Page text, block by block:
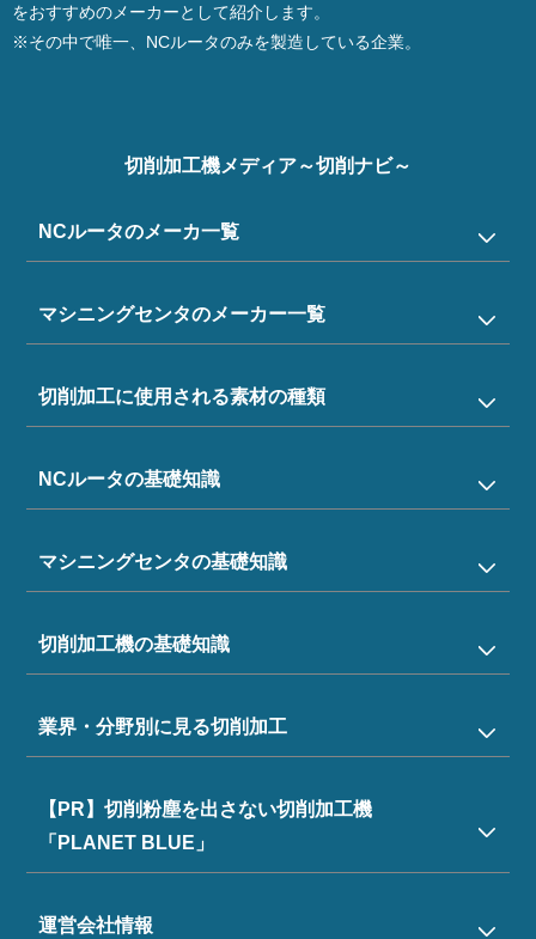
をおすすめのメーカーとして紹介します。
※その中で唯一、NCルータのみを製造している企業。
切削加工機メディア～切削ナビ～
NCルータのメーカ一覧
マシニングセンタのメーカー一覧
切削加工に使用される素材の種類
NCルータの基礎知識
マシニングセンタの基礎知識
切削加工機の基礎知識
業界・分野別に見る切削加工
【PR】切削粉塵を出さない切削加工機
「PLANET BLUE」
運営会社情報